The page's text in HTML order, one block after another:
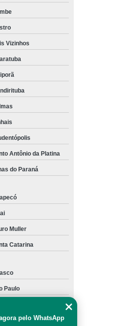
Vizinhos
Antônio da Platina
do Paraná
Muller
Catarina
Paulo
Penal –Lei 9610/98 - Lei de
pelo WhatsApp